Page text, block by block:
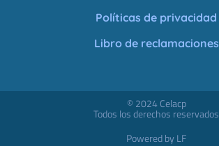
Políticas de privacidad
Libro de reclamaciones
© 2024 Celacp
Todos los derechos reservados
Powered by LF